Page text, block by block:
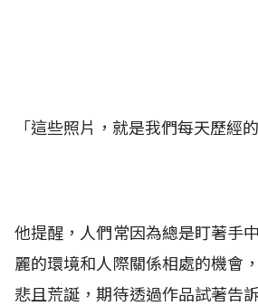
「這些照片，就是我們每天歷經
他提醒，人們常因為總是盯著手
麗的環境和人際關係相處的機會
悲且荒誕，期待透過作品試著告